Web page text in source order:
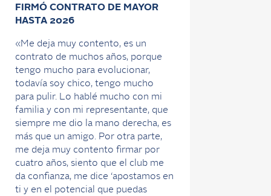
FIRMÓ CONTRATO DE MAYOR
HASTA 2026
«Me deja muy contento, es un
contrato de muchos años, porque
tengo mucho para evolucionar,
todavía soy chico, tengo mucho
para pulir. Lo hablé mucho con mi
familia y con mi representante, que
siempre me dio la mano derecha, es
más que un amigo. Por otra parte,
me deja muy contento firmar por
cuatro años, siento que el club me
da confianza, me dice ‘apostamos en
ti y en el potencial que puedas